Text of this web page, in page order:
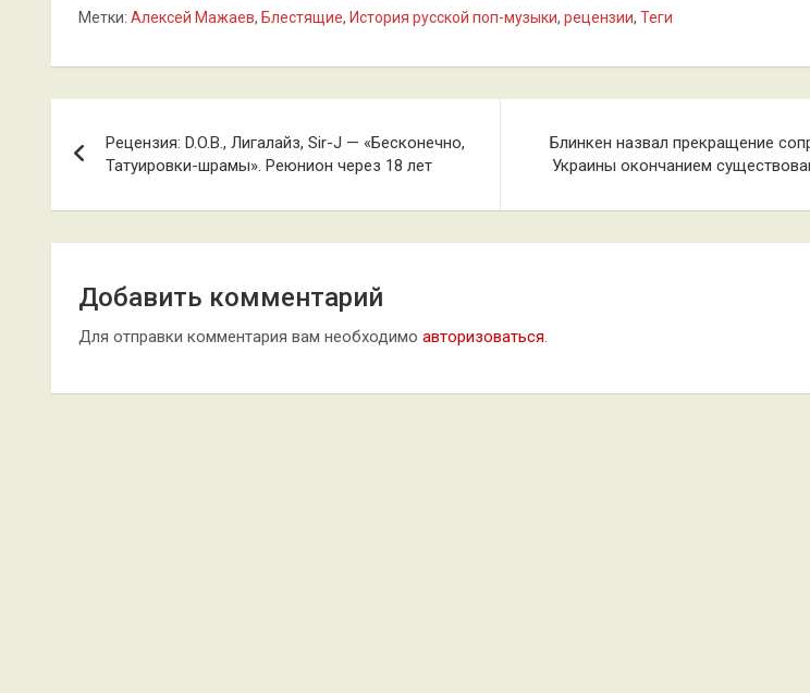
Метки: Алексей Мажаев, Блестящие, История русской поп-музыки, рецензии, Теги
по
записям
Рецензия: D.O.B., Лигалайз, Sir-J — «Бесконечно,
Татуировки-шрамы». Реюнион через 18 лет
Блинкен назвал прекращение
Украины окончанием
Добавить комментарий
Для отправки комментария вам необходимо авторизоваться.